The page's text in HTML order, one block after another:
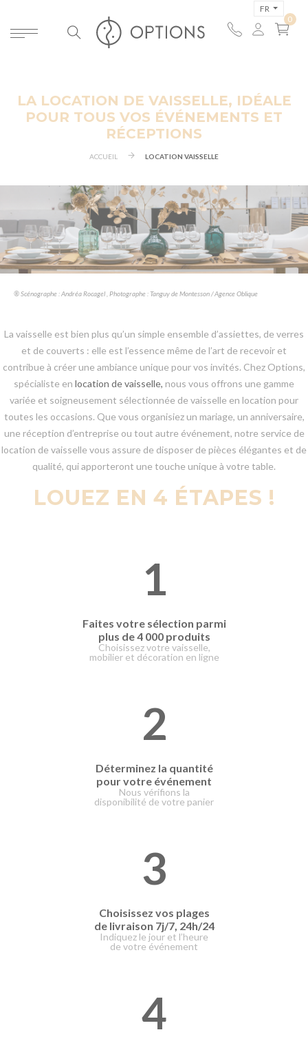
FR
LA LOCATION DE VAISSELLE, IDÉALE
POUR TOUS VOS ÉVÉNEMENTS ET
RÉCEPTIONS
ACCUEIL LOCATION VAISSELLE
® Scénographe : Andréa Rocagel , Photographe : Tanguy de Montesson / Agence Oblique
La vaisselle est bien plus qu’un simple ensemble d’assiettes, de verres
et de couverts : elle est l’essence même de l’art de recevoir et
contribue à créer une ambiance unique pour vos invités. Chez Options,
spécialiste en location de vaisselle, nous vous offrons une gamme
variée et soigneusement sélectionnée de vaisselle en location pour
toutes les occasions. Que vous organisiez un mariage, un anniversaire,
une réception d’entreprise ou tout autre événement, notre service de
location de vaisselle vous assure de disposer de pièces élégantes et de
qualité, qui apporteront une touche unique à votre table.
LOUEZ EN 4 ÉTAPES !
1
Faites votre sélection parmi
plus de 4 000 produits
Choisissez votre vaisselle,
mobilier et décoration en ligne
2
Déterminez la quantité
pour votre événement
Nous vérifions la
disponibilité de votre panier
3
Choisissez vos plages
de livraison 7j/7, 24h/24
Indiquez le jour et l’heure
de votre événement
4